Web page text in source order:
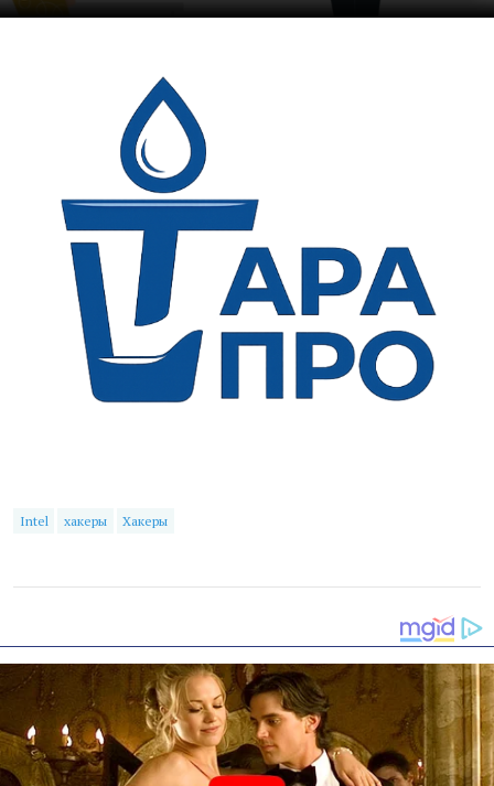
Intel хакеры Хакеры